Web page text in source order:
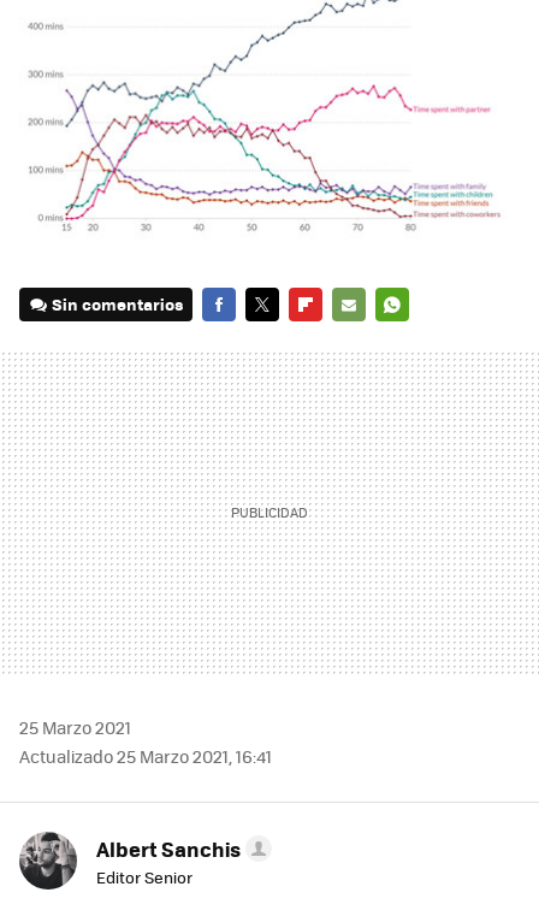
Sin comentarios
MAIL
25 Marzo 2021
Actualizado 25 Marzo 2021, 16:41
Albert Sanchis
Editor Senior